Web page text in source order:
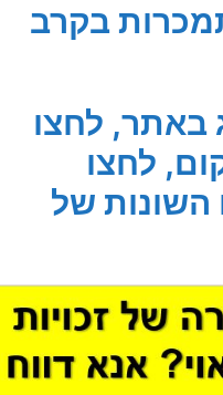
בקרב
באתר, לחצו
לחצו
השונות של